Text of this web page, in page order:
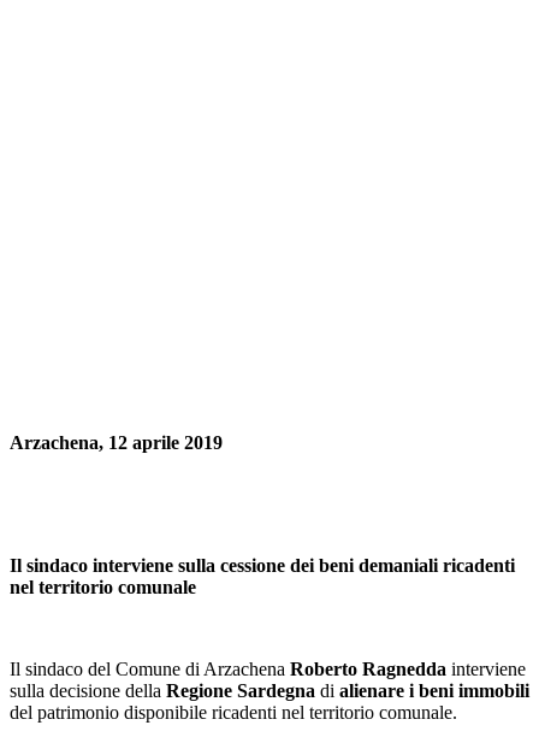
Arzachena, 12 aprile 2019
Il sindaco interviene sulla cessione dei beni demaniali ricadenti
nel territorio comunale
Il sindaco del Comune di Arzachena Roberto Ragnedda interviene
sulla decisione della Regione Sardegna di alienare i beni immobili
del patrimonio disponibile ricadenti nel territorio comunale.